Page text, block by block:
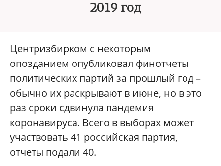
2019 год
Центризбирком с некоторым
опозданием опубликовал финотчеты
политических партий за прошлый год –
обычно их раскрывают в июне, но в это
раз сроки сдвинула пандемия
коронавируса. Всего в выборах может
участвовать 41 российская партия,
отчеты подали 40.